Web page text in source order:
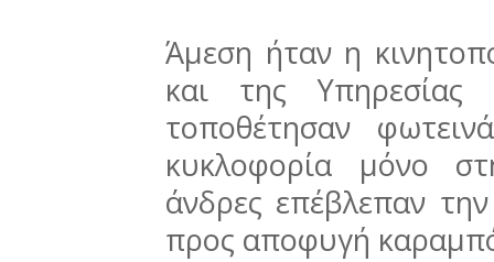
Άμεση ήταν η
και της
τοποθέτησαν
κυκλοφορία μόνο
άνδρες επέβλεπαν
προς αποφυγή